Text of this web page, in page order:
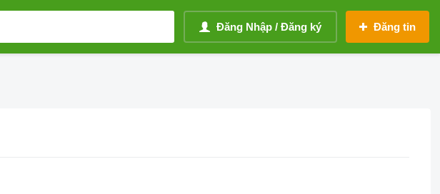
Đăng Nhập / Đăng ký Đăng tin